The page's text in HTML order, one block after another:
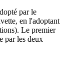
par le
en l'adoptant
Le premier
par les deux